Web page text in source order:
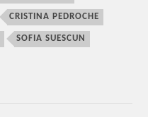
CRISTINA PEDROCHE
SOFIA SUESCUN